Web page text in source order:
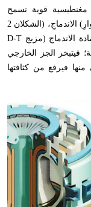
مغنطيسية قوية تسمح
الاندماجِ،
(الشكلان 2
الاندماج (مزيج D-T
فيتبخر الجز الخارجي
فيرفع من كثافتها